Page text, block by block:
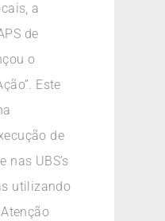
a
de
o
Este
de
nas UBS’s
utilizando